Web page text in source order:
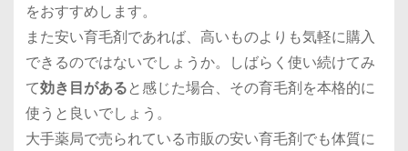
をおすすめします。
また安い育毛剤であれば、高いものよりも気軽に購入
できるのではないでしょうか。しばらく使い続けてみ
て効き目があると感じた場合、その育毛剤を本格的に
使うと良いでしょう。
大手薬局で売られている市販の安い育毛剤でも体質に